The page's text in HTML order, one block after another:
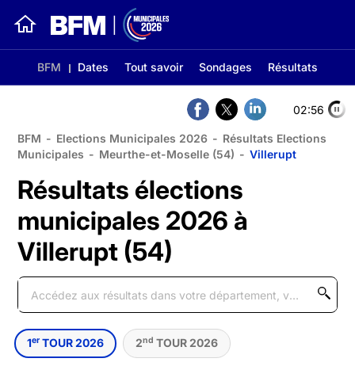
BFM Dates Tout savoir Sondages Résultats
02:56
BFM - Elections Municipales 2026 - Résultats Elections
Municipales - Meurthe-et-Moselle (54) - Villerupt
Résultats élections
municipales 2026 à
Villerupt (54)
1er TOUR 2026 2nd TOUR 2026